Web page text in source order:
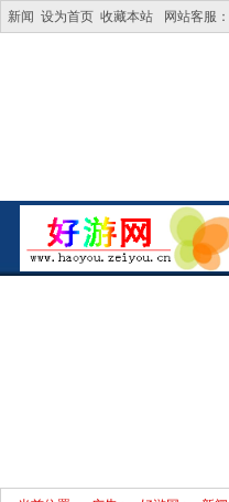
新闻 设为首页 收藏本站 网站客服：